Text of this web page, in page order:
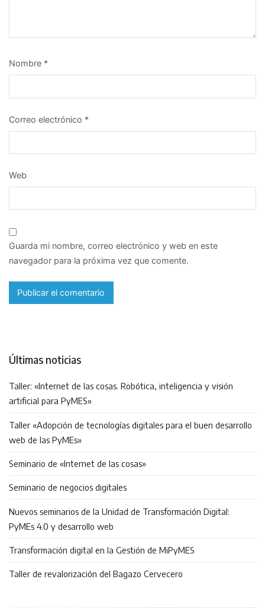
Nombre *
Correo electrónico *
Web
Guarda mi nombre, correo electrónico y web en este
navegador para la próxima vez que comente.
Últimas noticias
Taller: «Internet de las cosas. Robótica, inteligencia y visión
artificial para PyMES»
Taller «Adopción de tecnologías digitales para el buen desarrollo
web de las PyMEs»
Seminario de «Internet de las cosas»
Seminario de negocios digitales
Nuevos seminarios de la Unidad de Transformación Digital:
PyMEs 4.0 y desarrollo web
Transformación digital en la Gestión de MiPyMES
Taller de revalorización del Bagazo Cervecero